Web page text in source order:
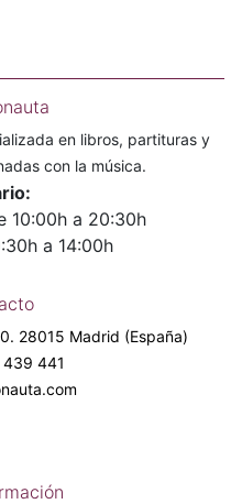
en libros, partituras y
con la música.
10:00h a 20:30h
a 14:00h
28015 Madrid (España)
441